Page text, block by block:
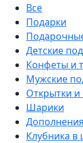
Все
Подарки
Детские
Конфеты и
Мужские
Открытки и
Шарики
Клубника в